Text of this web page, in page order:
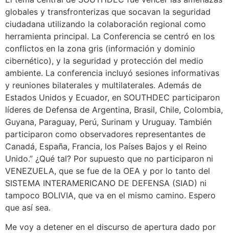
globales y transfronterizas que socavan la seguridad
ciudadana utilizando la colaboración regional como
herramienta principal. La Conferencia se centró en los
conflictos en la zona gris (información y dominio
cibernético), y la seguridad y protección del medio
ambiente. La conferencia incluyó sesiones informativas
y reuniones bilaterales y multilaterales. Además de
Estados Unidos y Ecuador, en SOUTHDEC participaron
líderes de Defensa de Argentina, Brasil, Chile, Colombia,
Guyana, Paraguay, Perú, Surinam y Uruguay. También
participaron como observadores representantes de
Canadá, España, Francia, los Países Bajos y el Reino
Unido.” ¿Qué tal? Por supuesto que no participaron ni
VENEZUELA, que se fue de la OEA y por lo tanto del
SISTEMA INTERAMERICANO DE DEFENSA (SIAD) ni
tampoco BOLIVIA, que va en el mismo camino. Espero
que así sea.
Me voy a detener en el discurso de apertura dado por